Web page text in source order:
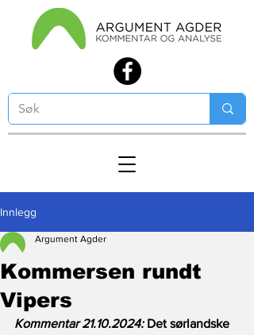
Innlegg
Kommersen rundt
Vipers
Argument Agder
Kommentar 21.10.2024: Det sørlandske